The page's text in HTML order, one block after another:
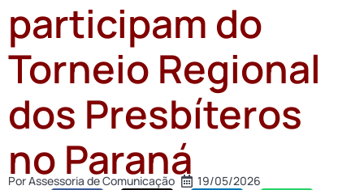
participam do
Torneio Regional
dos Presbíteros
no Paraná
PorAssessoria de Comunicação 19/05/2026